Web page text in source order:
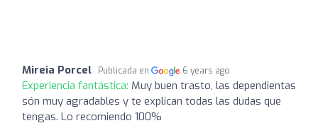
Mireia Porcel Publicada en 6 years ago
Experiencia fantástica: Muy buen trasto, las dependientas
són muy agradables y te explican todas las dudas que
tengas. Lo recomiendo 100%